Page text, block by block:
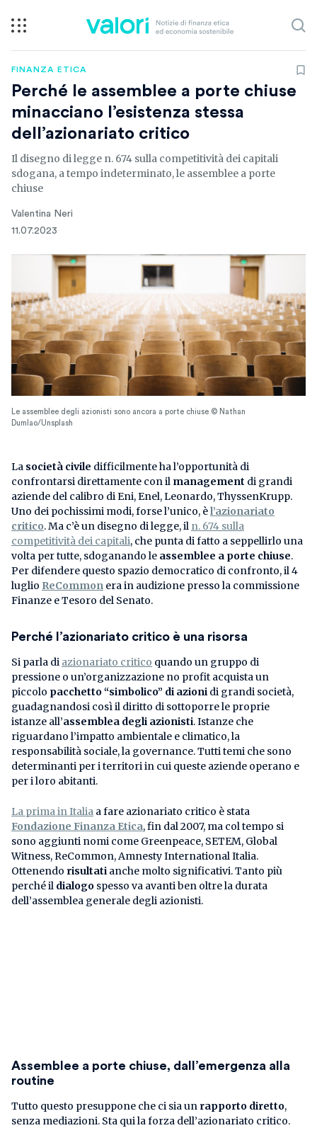
FINANZA ETICA
Perché le assemblee a porte chiuse
minacciano l’esistenza stessa
dell’azionariato critico
Il disegno di legge n. 674 sulla competitività dei capitali
sdogana, a tempo indeterminato, le assemblee a porte
chiuse
Valentina Neri
11.07.2023
Le assemblee degli azionisti sono ancora a porte chiuse © Nathan
Dumlao/Unsplash
La società civile difficilmente ha l’opportunità di
confrontarsi direttamente con il management di grandi
aziende del calibro di Eni, Enel, Leonardo, ThyssenKrupp.
Uno dei pochissimi modi, forse l’unico, èl’azionariato
critico. Ma c’è un disegno di legge, il n. 674 sulla
competitività dei capitali, che punta di fatto a seppellirlo una
volta per tutte, sdoganando le assemblee a porte chiuse.
Per difendere questo spazio democratico di confronto, il 4
luglio ReCommon era in audizione presso la commissione
Finanze e Tesoro del Senato.
Perché l’azionariato critico è una risorsa
Si parla di azionariato critico quando un gruppo di
pressione o un’organizzazione no profit acquista un
piccolo pacchetto “simbolico” di azioni di grandi società,
guadagnandosi così il diritto di sottoporre le proprie
istanze all’assemblea degli azionisti. Istanze che
riguardano l’impatto ambientale e climatico, la
responsabilità sociale, la governance. Tutti temi che sono
determinanti per i territori in cui queste aziende operano e
per i loro abitanti.
La prima in Italia a fare azionariato critico è stata
Fondazione Finanza Etica, fin dal 2007, ma col tempo si
sono aggiunti nomi come Greenpeace, SETEM, Global
Witness, ReCommon, Amnesty International Italia.
Ottenendo risultati anche molto significativi. Tanto più
perché il dialogo spesso va avanti ben oltre la durata
dell’assemblea generale degli azionisti.
Assemblee a porte chiuse, dall’emergenza alla
routine
Tutto questo presuppone che ci sia un rapporto diretto,
senza mediazioni. Sta qui la forza dell’azionariato critico.